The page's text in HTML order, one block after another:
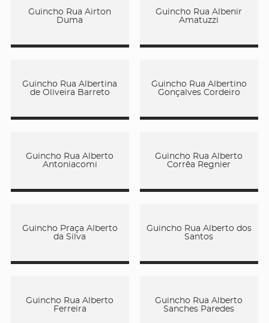
Guincho Rua Airton
Duma
Guincho Rua Albenir
Amatuzzi
Guincho Rua Albertina
de Oliveira Barreto
Guincho Rua Albertino
Gonçalves Cordeiro
Guincho Rua Alberto
Antoniacomi
Guincho Rua Alberto
Corrêa Regnier
Guincho Praça Alberto
da Silva
Guincho Rua Alberto dos
Santos
Guincho Rua Alberto
Ferreira
Guincho Rua Alberto
Sanches Paredes